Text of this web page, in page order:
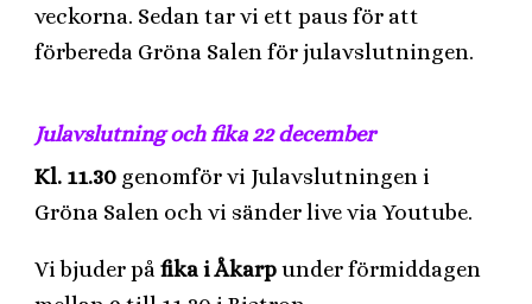
veckorna. Sedan tar vi ett paus för att
förbereda Gröna Salen för julavslutningen.
Julavslutning och fika 22 december
Kl. 11.30 genomför vi Julavslutningen i
Gröna Salen och vi sänder live via Youtube.
Vi bjuder påfika i Åkarpunder förmiddagen